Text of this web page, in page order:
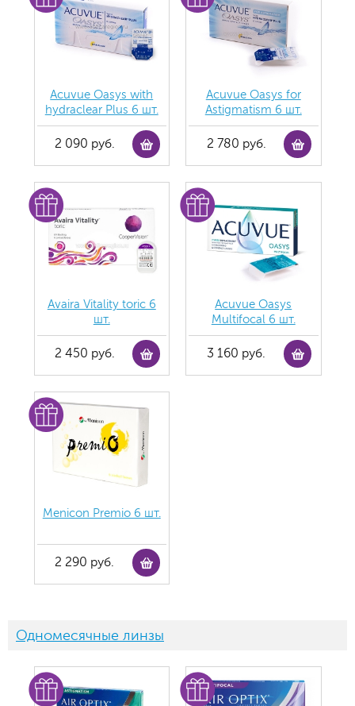
Acuvue Oasys with
hydraclear Plus 6 шт.
2 090 руб.
Acuvue Oasys for
Astigmatism 6 шт.
2 780 руб.
Avaira Vitality toric 6
шт.
2 450 руб.
Acuvue Oasys
Multifocal 6 шт.
3 160 руб.
Menicon Premio 6 шт.
2 290 руб.
Одномесячные линзы